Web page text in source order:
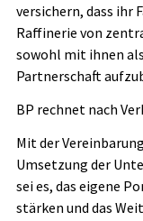
versichern, dass ihr
Raffinerie von
sowohl mit ihnen
Partnerschaft
BP rechnet nach
Mit der
Umsetzung der
sei es, das eigene
stärken und das